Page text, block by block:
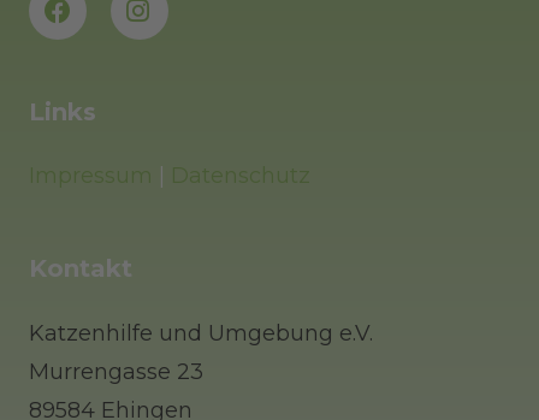
Links
Impressum Datenschutz
Kontakt
Katzenhilfe und Umgebung e.V.
Murrengasse 23
89584 Ehingen